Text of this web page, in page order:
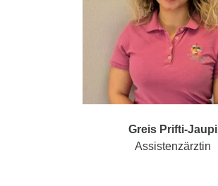
Greis Prifti-Jaupi
Assistenzärztin